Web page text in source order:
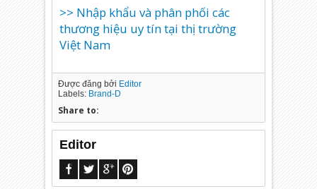
>> Nhập khẩu và phân phối các
thương hiệu uy tín tại thị trường
Việt Nam
Được đăng bởi Editor
Labels: Brand-D
Share to:
Editor